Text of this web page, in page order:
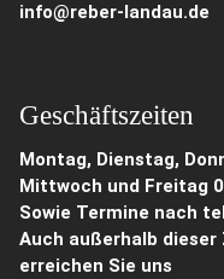
info@reber-landau.de
Geschäftszeiten
Montag, Dienstag,
Mittwoch und Freitag
Sowie Termine nach
Auch außerhalb dieser
erreichen Sie uns